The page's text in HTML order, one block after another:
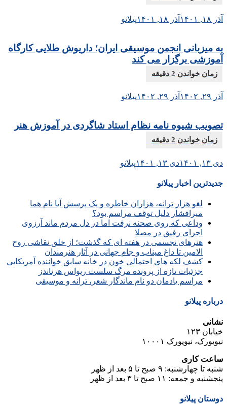
آذر ۱۸, ۱۴۰۱ آذر ۱۸, ۱۴۰۱ پیلانو
به میزبانی انجمن موسیقی ایران؛ داریوش طلایی کارگاه
آموزشی برگزار می کند
آذر ۲۹, ۱۴۰۲ آذر ۲۹, ۱۴۰۲ پیلانو
تصویب شیوه نامه نظام استاد شاگردی در آموزش هنر
دی ۱۳, ۱۴۰۱ دی ۱۳, ۱۴۰۱ پیلانو
جدیدترین اخبار پیلانو
لغو هزار ترانه، هزاران خاطره و یک پرسش آیا نام هما
میرافشار دلیل توقف مراسم بود؟
وداعی که روی صحنه نرفت اما در دل مردم ماند آرزوی
اجرای رفیق در مصلا
هنرهای تجسمی در هفته ای که گذشت؛ از خلق نقاشی روح
الامین تا داغ میناب و جام جهانی در آثار هنرمندان
کشف لکه های احتمالی خون در خانه سابق خواننده آمریکایی
جزئیات تازه از پرونده مرگ سلست ریواس هرناندز
مراسم یادمان دو نام ماندگار شعر، ترانه و موسیقی
درباره پیلانو
نشانی
خیابان ۱۲۳
نیویورک، نیویورک ۱۰۰۰۱
ساعت کاری
شنبه تا چهارشنبه: ۹ صبح تا ۵ بعد از ظهر
پنجشنبه و جمعه: ۱۱ صبح تا ۳ بعد از ظهر
دوستان پیلانو